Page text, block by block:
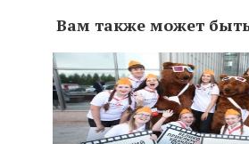
Вам также может